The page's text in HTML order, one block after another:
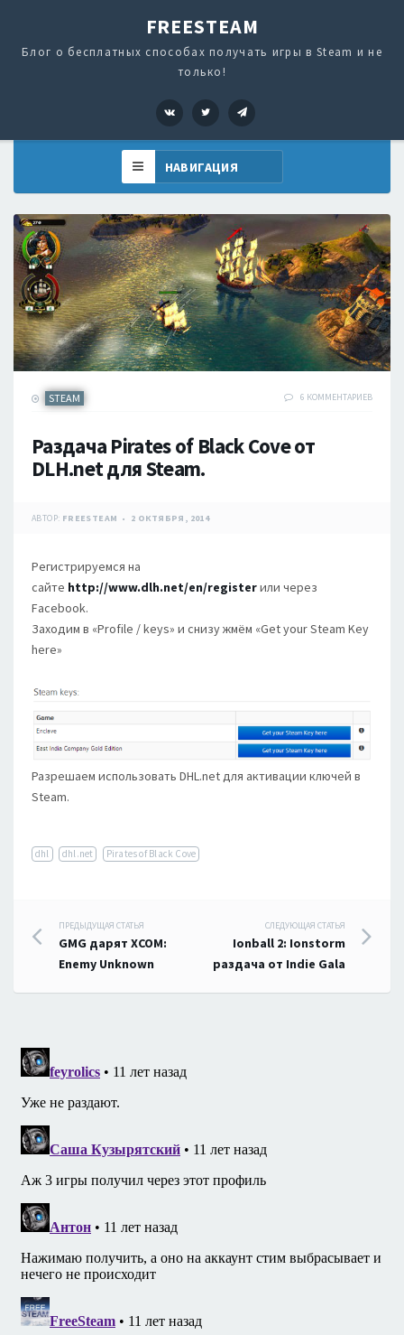
FREESTEAM
Блог о бесплатных способах получать игры в Steam и не
только!
VK Twitter
STEAM 6 КОММЕНТАРИЕВ
Раздача Pirates of Black Cove от
DLH.net для Steam.
АВТОР: FREESTEAM 2 ОКТЯБРЯ, 2014
Регистрируемся на
сайте http://www.dlh.net/en/registerили через
Facebook.
Заходим в «Profile / keys» и снизу жмём «Get your Steam Key
here»
Разрешаем использовать DHL.net для активации ключей в
Steam.
dhl dhl.net Pirates of Black Cove
Навигация
по
записям
ПРЕДЫДУЩАЯ СТАТЬЯ
GMG дарят XCOM:
Enemy Unknown
СЛЕДУЮЩАЯ СТАТЬЯ
Ionball 2: Ionstorm
раздача от Indie Gala